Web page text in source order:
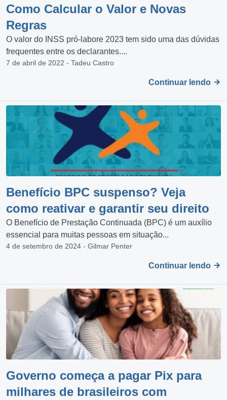
Como Calcular o Valor e Novas
Regras
O valor do INSS pró-labore 2023 tem sido uma das dúvidas
frequentes entre os declarantes....
7 de abril de 2022 - Tadeu Castro
Continuar lendo
Benefício BPC suspenso? Veja
como reativar e garantir seu direito
O Benefício de Prestação Continuada (BPC) é um auxílio
essencial para muitas pessoas em situação...
4 de setembro de 2024 - Gilmar Penter
Continuar lendo
Governo começa a pagar Pix para
milhares de brasileiros com